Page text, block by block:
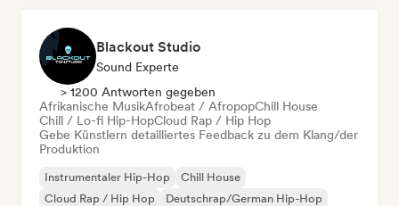
Blackout Studio
Sound Experte
> 1200 Antworten gegeben
Afrikanische MusikAfrobeat / AfropopChill House
Chill / Lo-fi Hip-HopCloud Rap / Hip Hop
Gebe Künstlern detailliertes Feedback zu dem Klang/der
Produktion
Instrumentaler Hip-Hop
Chill House
Cloud Rap / Hip Hop
Deutschrap/German Hip-Hop